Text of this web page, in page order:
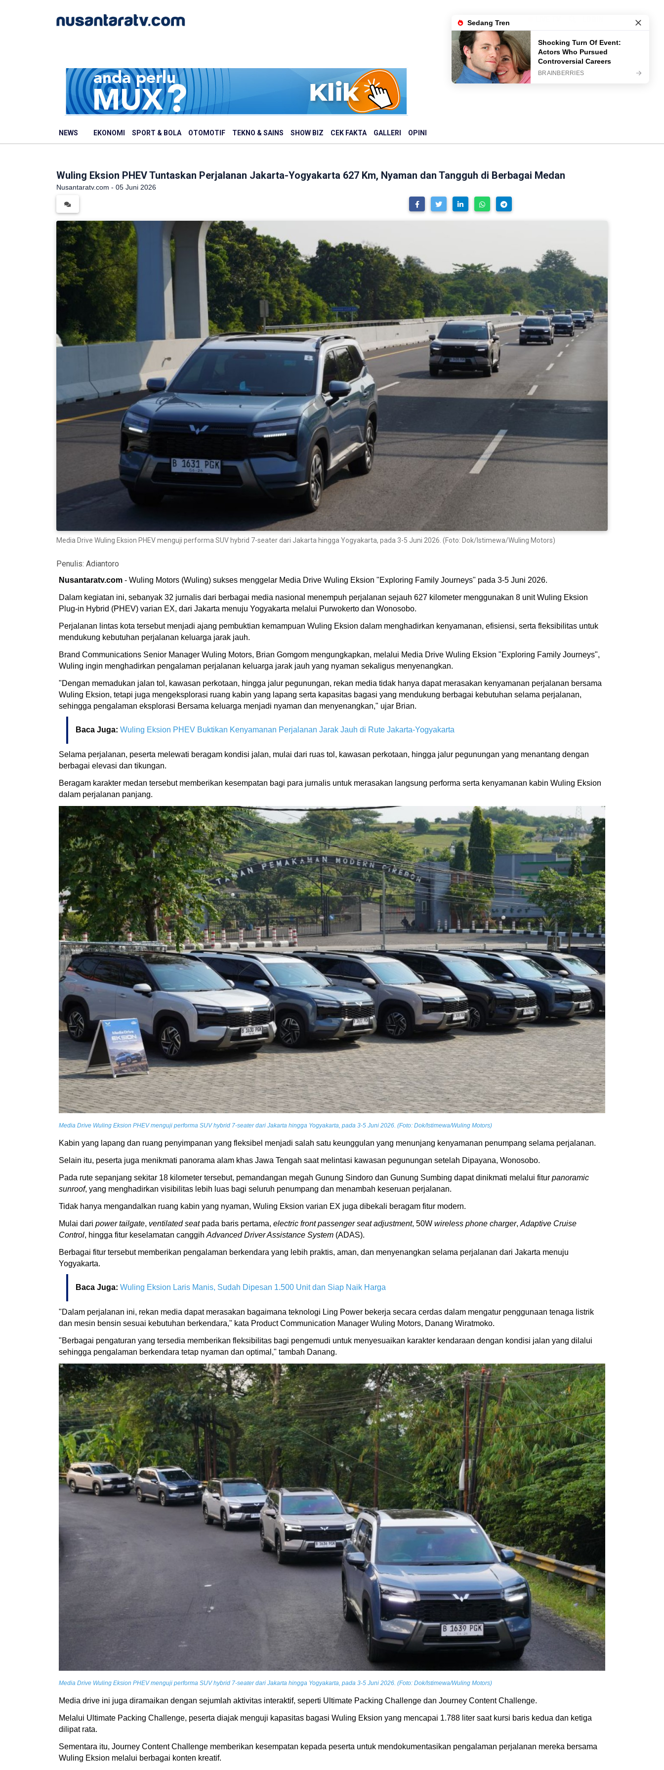
NEWS EKONOMI SPORT & BOLA OTOMOTIF TEKNO & SAINS SHOW BIZ CEK FAKTA GALLERI OPINI
Wuling Eksion PHEV Tuntaskan Perjalanan Jakarta-Yogyakarta 627 Km, Nyaman dan Tangguh di Berbagai Medan
Nusantaratv.com - 05 Juni 2026
Media Drive Wuling Eksion PHEV menguji performa SUV hybrid 7-seater dari Jakarta hingga Yogyakarta, pada 3-5 Juni 2026. (Foto: Dok/Istimewa/Wuling Motors)
Penulis: Adiantoro
Nusantaratv.com - Wuling Motors (Wuling) sukses menggelar Media Drive Wuling Eksion "Exploring Family Journeys" pada 3-5 Juni 2026.
Dalam kegiatan ini, sebanyak 32 jurnalis dari berbagai media nasional menempuh perjalanan sejauh 627 kilometer menggunakan 8 unit Wuling Eksion
Plug-in Hybrid (PHEV) varian EX, dari Jakarta menuju Yogyakarta melalui Purwokerto dan Wonosobo.
Perjalanan lintas kota tersebut menjadi ajang pembuktian kemampuan Wuling Eksion dalam menghadirkan kenyamanan, efisiensi, serta fleksibilitas untuk
mendukung kebutuhan perjalanan keluarga jarak jauh.
Brand Communications Senior Manager Wuling Motors, Brian Gomgom mengungkapkan, melalui Media Drive Wuling Eksion "Exploring Family Journeys",
Wuling ingin menghadirkan pengalaman perjalanan keluarga jarak jauh yang nyaman sekaligus menyenangkan.
"Dengan memadukan jalan tol, kawasan perkotaan, hingga jalur pegunungan, rekan media tidak hanya dapat merasakan kenyamanan perjalanan bersama
Wuling Eksion, tetapi juga mengeksplorasi ruang kabin yang lapang serta kapasitas bagasi yang mendukung berbagai kebutuhan selama perjalanan,
sehingga pengalaman eksplorasi Bersama keluarga menjadi nyaman dan menyenangkan," ujar Brian.
Baca Juga: Wuling Eksion PHEV Buktikan Kenyamanan Perjalanan Jarak Jauh di Rute Jakarta-Yogyakarta
Selama perjalanan, peserta melewati beragam kondisi jalan, mulai dari ruas tol, kawasan perkotaan, hingga jalur pegunungan yang menantang dengan
berbagai elevasi dan tikungan.
Beragam karakter medan tersebut memberikan kesempatan bagi para jurnalis untuk merasakan langsung performa serta kenyamanan kabin Wuling Eksion
dalam perjalanan panjang.
Media Drive Wuling Eksion PHEV menguji performa SUV hybrid 7-seater dari Jakarta hingga Yogyakarta, pada 3-5 Juni 2026. (Foto: Dok/Istimewa/Wuling Motors)
Kabin yang lapang dan ruang penyimpanan yang fleksibel menjadi salah satu keunggulan yang menunjang kenyamanan penumpang selama perjalanan.
Selain itu, peserta juga menikmati panorama alam khas Jawa Tengah saat melintasi kawasan pegunungan setelah Dipayana, Wonosobo.
Pada rute sepanjang sekitar 18 kilometer tersebut, pemandangan megah Gunung Sindoro dan Gunung Sumbing dapat dinikmati melalui fitur panoramic
sunroof, yang menghadirkan visibilitas lebih luas bagi seluruh penumpang dan menambah keseruan perjalanan.
Tidak hanya mengandalkan ruang kabin yang nyaman, Wuling Eksion varian EX juga dibekali beragam fitur modern.
Mulai dari power tailgate, ventilated seatpada baris pertama, electric front passenger seat adjustment, 50W wireless phone charger, Adaptive Cruise
Control, hingga fitur keselamatan canggih Advanced Driver Assistance System (ADAS).
Berbagai fitur tersebut memberikan pengalaman berkendara yang lebih praktis, aman, dan menyenangkan selama perjalanan dari Jakarta menuju
Yogyakarta.
Baca Juga: Wuling Eksion Laris Manis, Sudah Dipesan 1.500 Unit dan Siap Naik Harga
"Dalam perjalanan ini, rekan media dapat merasakan bagaimana teknologi Ling Power bekerja secara cerdas dalam mengatur penggunaan tenaga listrik
dan mesin bensin sesuai kebutuhan berkendara," kata Product Communication Manager Wuling Motors, Danang Wiratmoko.
"Berbagai pengaturan yang tersedia memberikan fleksibilitas bagi pengemudi untuk menyesuaikan karakter kendaraan dengan kondisi jalan yang dilalui
sehingga pengalaman berkendara tetap nyaman dan optimal," tambah Danang.
Media Drive Wuling Eksion PHEV menguji performa SUV hybrid 7-seater dari Jakarta hingga Yogyakarta, pada 3-5 Juni 2026. (Foto: Dok/Istimewa/Wuling Motors)
Media drive ini juga diramaikan dengan sejumlah aktivitas interaktif, seperti Ultimate Packing Challenge dan Journey Content Challenge.
Melalui Ultimate Packing Challenge, peserta diajak menguji kapasitas bagasi Wuling Eksion yang mencapai 1.788 liter saat kursi baris kedua dan ketiga
dilipat rata.
Sementara itu, Journey Content Challenge memberikan kesempatan kepada peserta untuk mendokumentasikan pengalaman perjalanan mereka bersama
Wuling Eksion melalui berbagai konten kreatif.